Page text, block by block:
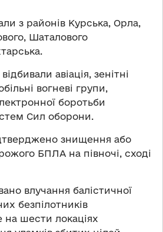
з районів Курська, Орла,
Шаталового
авіація, зенітні
вогневі групи,
боротьби
Сил оборони.
знищення або
БПЛА на півночі, сході
влучання балістичної
безпілотників
на шести локаціях